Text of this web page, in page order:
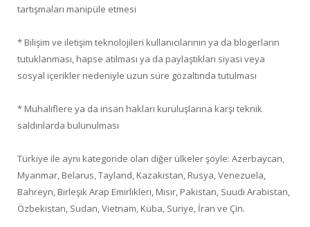
tartışmaları manipüle etmesi
* Bilişim ve iletişim teknolojileri kullanıcılarının ya da blogerların
tutuklanması, hapse atılması ya da paylaştıkları siyasi veya
sosyal içerikler nedeniyle uzun süre gözaltında tutulması
* Muhaliflere ya da insan hakları kuruluşlarına karşı teknik
saldırılarda bulunulması
Türkiye ile aynı kategoride olan diğer ülkeler şöyle: Azerbaycan,
Myanmar, Belarus, Tayland, Kazakistan, Rusya, Venezuela,
Bahreyn, Birleşik Arap Emirlikleri, Mısır, Pakistan, Suudi Arabistan,
Özbekistan, Sudan, Vietnam, Küba, Suriye, İran ve Çin.